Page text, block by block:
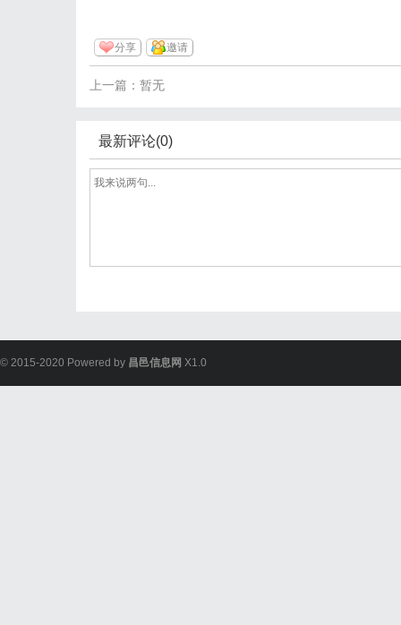
分享 邀请
上一篇：暂无
最新评论(0)
© 2015-2020 Powered by 昌邑信息网 X1.0